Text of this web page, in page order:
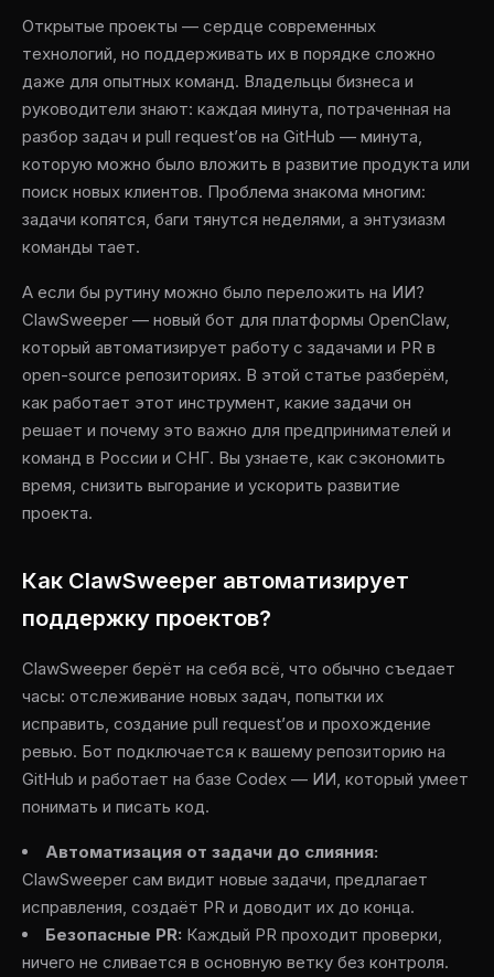
Открытые проекты — сердце современных
технологий, но поддерживать их в порядке сложно
даже для опытных команд. Владельцы бизнеса и
руководители знают: каждая минута, потраченная на
разбор задач и pull request’ов на GitHub — минута,
которую можно было вложить в развитие продукта или
поиск новых клиентов. Проблема знакома многим:
задачи копятся, баги тянутся неделями, а энтузиазм
команды тает.
А если бы рутину можно было переложить на ИИ?
ClawSweeper — новый бот для платформы OpenClaw,
который автоматизирует работу с задачами и PR в
open-source репозиториях. В этой статье разберём,
как работает этот инструмент, какие задачи он
решает и почему это важно для предпринимателей и
команд в России и СНГ. Вы узнаете, как сэкономить
время, снизить выгорание и ускорить развитие
проекта.
Как ClawSweeper автоматизирует
поддержку проектов?
ClawSweeper берёт на себя всё, что обычно съедает
часы: отслеживание новых задач, попытки их
исправить, создание pull request’ов и прохождение
ревью. Бот подключается к вашему репозиторию на
GitHub и работает на базе Codex — ИИ, который умеет
понимать и писать код.
Автоматизация от задачи до слияния:
ClawSweeper сам видит новые задачи, предлагает
исправления, создаёт PR и доводит их до конца.
Безопасные PR: Каждый PR проходит проверки,
ничего не сливается в основную ветку без контроля.